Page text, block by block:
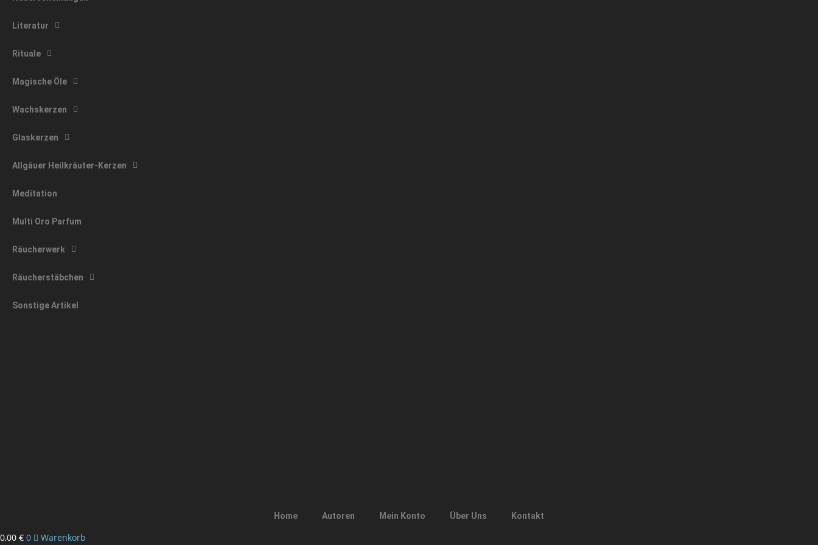
Literatur
Rituale
Magische Öle
Wachskerzen
Glaskerzen
Allgäuer Heilkräuter-Kerzen
Meditation
Multi Oro Parfum
Räucherwerk
Räucherstäbchen
Sonstige Artikel
Home Autoren Mein Konto Über Uns Kontakt
0,00 € 0 Warenkorb